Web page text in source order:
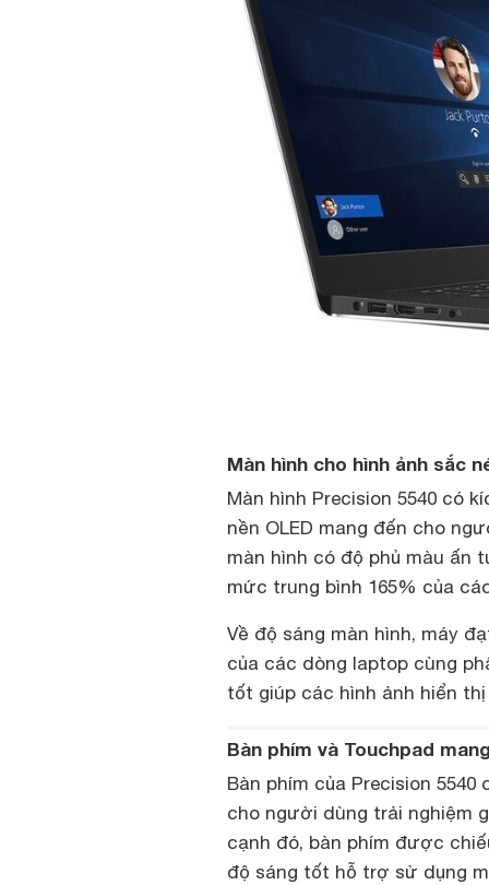
Màn hình cho hình ảnh sắc
Màn hình Precision 5540 có
nền OLED mang đến cho
màn hình có độ phủ màu ấn
mức trung bình 165% của
Về độ sáng màn hình, máy
của các dòng laptop cùng
tốt giúp các hình ảnh hiển
Bàn phím và Touchpad
Bàn phím của Precision
cho người dùng trải nghiệm
cạnh đó, bàn phím được
độ sáng tốt hỗ trợ sử dụng